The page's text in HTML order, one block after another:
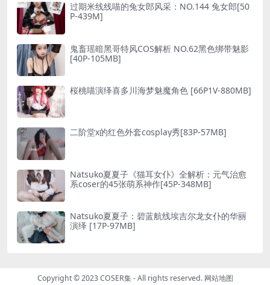
过期米线线喵的兔女郎风采：NO.144 兔女郎[50
P-439M]
鬼畜瑶暗黑哥特风COS解析 NO.62黑色绑带魅影
[40P-105MB]
桜桃喵演绎喜多川海梦魅魔角色 [66P1V-880MB]
二阶堂x的红色外套cosplay秀[83P-57MB]
Natsuko夏夏子《猫耳女仆》全解析：元气治愈
系coser的45张萌系神作[45P-348MB]
Natsuko夏夏子：碧蓝航线埃吉尔龙女仆的华丽
演绎 [17P-97MB]
Copyright © 2023COSER集- All rights reserved. 网站地图